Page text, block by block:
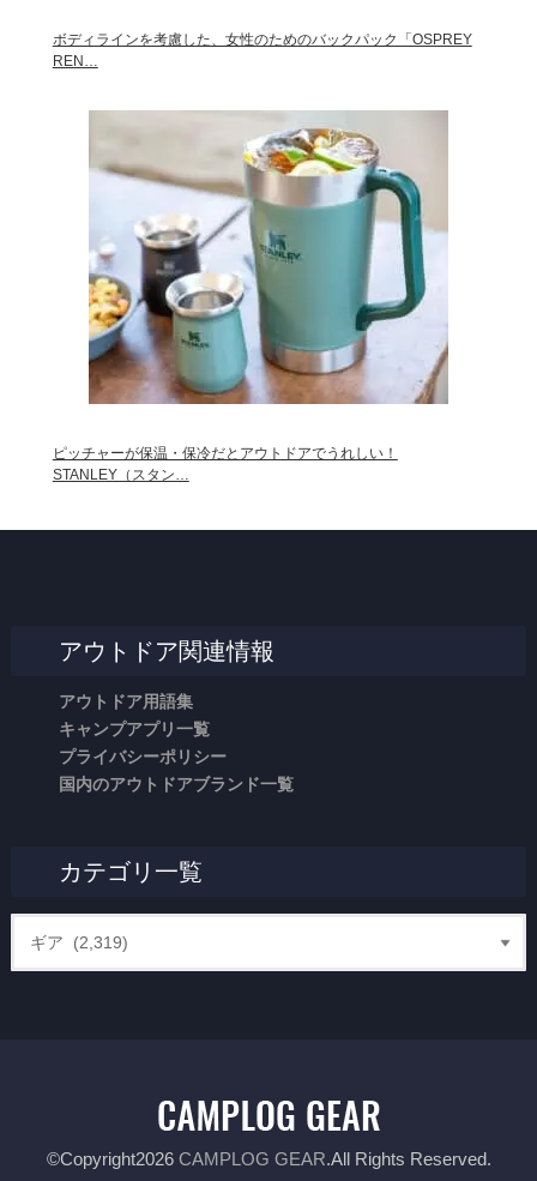
ボディラインを考慮した、女性のためのバックパック「OSPREY
REN…
ピッチャーが保温・保冷だとアウトドアでうれしい！
STANLEY（スタン…
アウトドア関連情報
アウトドア用語集
キャンプアプリ一覧
プライバシーポリシー
国内のアウトドアブランド一覧
カテゴリ一覧
©Copyright2026 CAMPLOG GEAR.All Rights Reserved.